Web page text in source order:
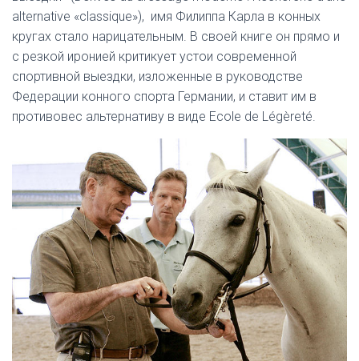
alternative «classique»), имя Филиппа Карла в конных
кругах стало нарицательным. В своей книге он прямо и
с резкой иронией критикует устои современной
спортивной выездки, изложенные в руководстве
Федерации конного спорта Германии, и ставит им в
противовес альтернативу в виде Ecole de Légèreté.